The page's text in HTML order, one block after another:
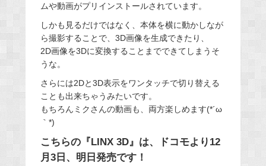
ムや動画がプリインストールされています。
しかも見るだけではなく、本体を横に動かしなが
ら撮影することで、3D画像を生成できたり、
2D画像を3Dに変換することまでできてしまうそ
うな。
さらには2Dと3D表示をワンタッチで切り替える
ことも出来ちゃうみたいです。
もちろんミクさんの動画も、両方楽しめます(*´ω
｀*)
こちらの『LINX 3D』は、ドコモより12
月3日、明日発売です！